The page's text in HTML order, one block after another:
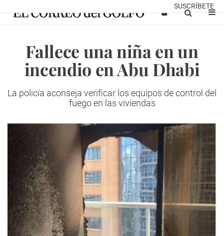
SUSCRÍBETE
Fallece una niña en un
incendio en Abu Dhabi
La policía aconseja verificar los equipos de control del
fuego en las viviendas